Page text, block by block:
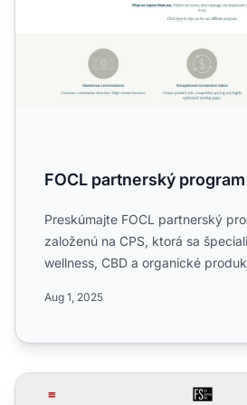
FOCL partnerský program
Preskúmajte FOCL partnerský
založenú na CPS, ktorá sa
wellness, CBD a organické
Aug 1, 2025
Partnerský program F&S Tax